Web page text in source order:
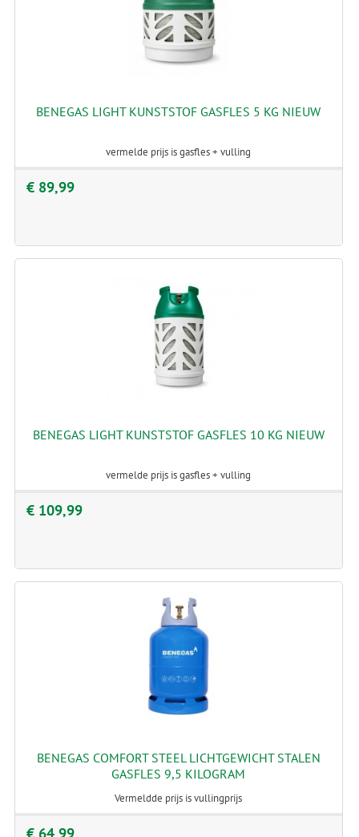
BENEGAS LIGHT KUNSTSTOF GASFLES 5 KG NIEUW
vermelde prijs is gasfles + vulling
€ 89,99
BENEGAS LIGHT KUNSTSTOF GASFLES 10 KG NIEUW
vermelde prijs is gasfles + vulling
€ 109,99
BENEGAS COMFORT STEEL LICHTGEWICHT STALEN
GASFLES 9,5 KILOGRAM
Vermeldde prijs is vullingprijs